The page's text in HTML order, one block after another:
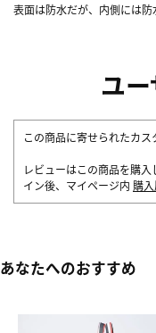
表面は防水だが、内側には防
ユ
この商品に寄せられたカス
レビューはこの商品を購
イン後、マイページ内 購
あなたへのおすすめ